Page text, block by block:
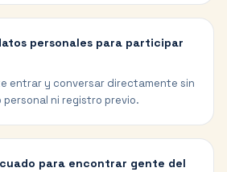
personales para participar
entrar y conversar directamente sin
ni registro previo.
para encontrar gente del